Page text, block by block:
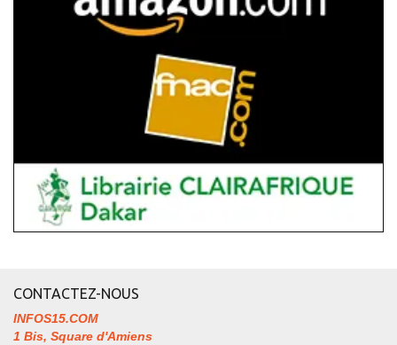
CONTACTEZ-NOUS
INFOS15.COM
1 Bis, Square d'Amiens